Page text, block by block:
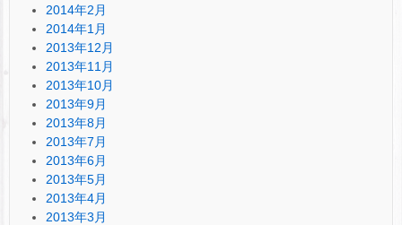
2014年2月
2014年1月
2013年12月
2013年11月
2013年10月
2013年9月
2013年8月
2013年7月
2013年6月
2013年5月
2013年4月
2013年3月